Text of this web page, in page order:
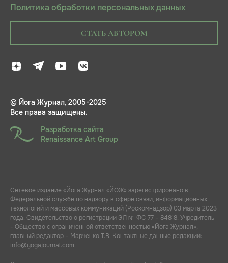
Политика обработки персональных данных
СТАТЬ АВТОРОМ
© Йога Журнал, 2005-2025
Все права защищены.
Разработка сайта
Renaissance Art Group
Сетевое издание «Йога Журнал «ЙОЖ» зарегистрировано в
Федеральной службе по надзору в сфере связи, информационных
технологий и массовых коммуникаций (Роскомнадзор) 03 марта 2023
года. Свидетельство о регистрации ЭЛ № ФС 77 – 84818. Учредитель
- Общество с ограниченной ответственностью «Йога Журнал»,
главный редактор – Марченко Т.В. Контактные данные редакции:
info@yogajournal.com.